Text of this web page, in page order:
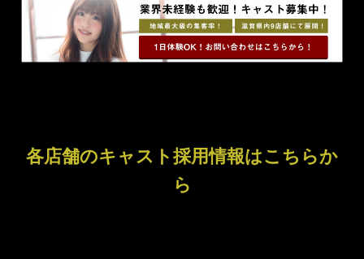
各店舗のキャスト採用情報はこちらか
ら